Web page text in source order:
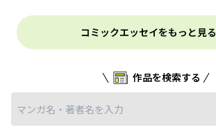
コミックエッセイをもっと見る
作品を検索する